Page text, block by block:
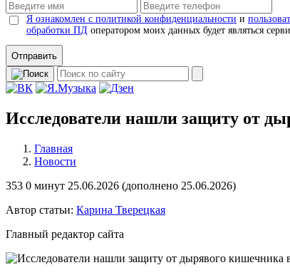
Я ознакомлен с политикой конфиденциальности и
обработки ПД оператором моих данных будет являться
Отправить
Исследователи нашли защиту от
Главная
Новости
353 0 минут 25.06.2026 (дополнено 25.06.2026)
Автор статьи: Карина Тверецкая
Главный редактор сайта